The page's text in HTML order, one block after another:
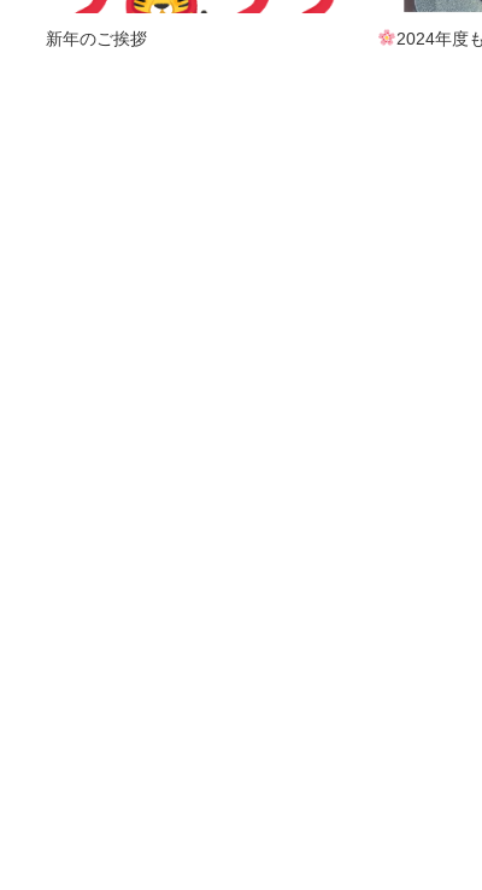
新年のご挨拶 2024年度